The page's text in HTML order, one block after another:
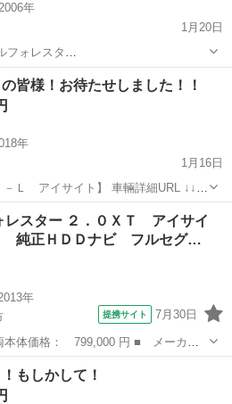
年
1月20日
フォレスタ
サンルーフ付/ スタッドレスタイヤ付
フォレスター
皆様！お待たせしました！！
年
1月16日
サイト】 車輛詳細URL ↓↓
どうも！ スバリストで
オトロン
レスター ２．０ＸＴ アイサイ
純正ＨＤＤナビ フルセグ…
年
提携サイト 7月30日
レスター ■ グレード名： ２．０
ＨＤＤナビ フルセグ ハーフレザ
ー
もしかして！